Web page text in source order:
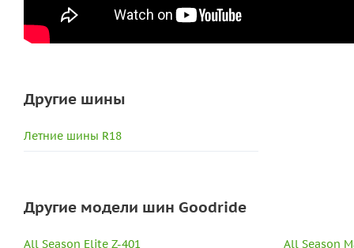
Другие шины
Летние шины R18
Другие модели шин Goodride
All Season Elite Z-401 All Season